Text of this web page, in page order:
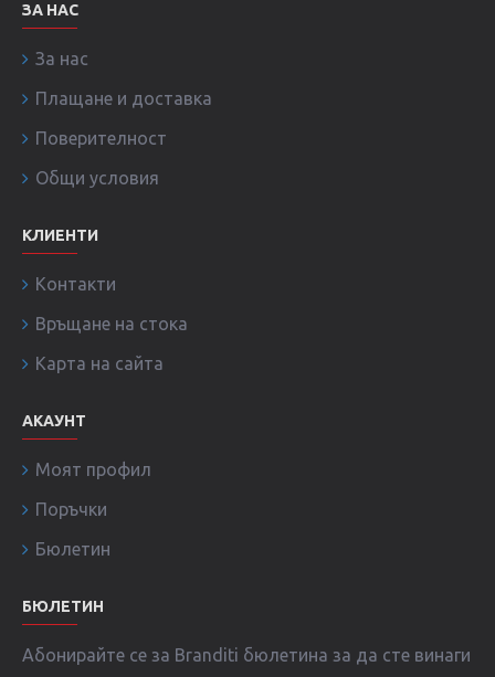
ЗА НАС
За нас
Плащане и доставка
Поверителност
Общи условия
КЛИЕНТИ
Контакти
Връщане на стока
Карта на сайта
АКАУНТ
Моят профил
Поръчки
Бюлетин
БЮЛЕТИН
Абонирайте се за Branditi бюлетина за да сте винаги